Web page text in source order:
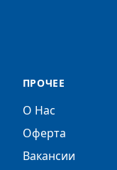
ПРОЧЕЕ
О Нас
Оферта
Вакансии